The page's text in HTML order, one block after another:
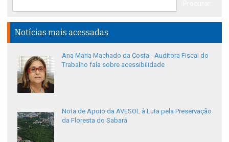
Notícias mais acessadas
Ana Maria Machado da Costa - Auditora Fiscal do
Trabalho fala sobre acessibilidade
Nota de Apoio da AVESOL à Luta pela Preservação
da Floresta do Sabará